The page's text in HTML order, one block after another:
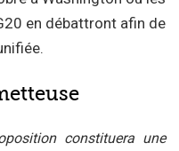
en débattront afin de
constituera une